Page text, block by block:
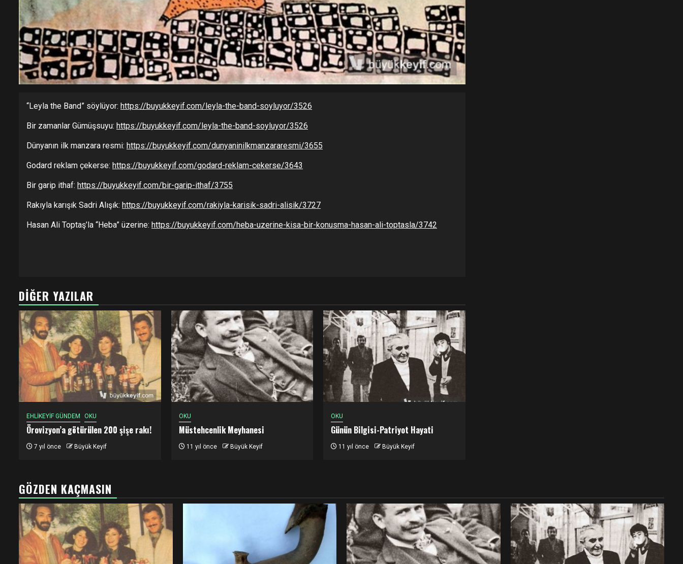
“Leyla the Band” söylüyor: https://buyukkeyif.com/leyla-the-band-soyluyor/3526
Bir zamanlar Gümüşsuyu: https://buyukkeyif.com/leyla-the-band-soyluyor/3526
Dünyanın ilk manzara resmi: https://buyukkeyif.com/dunyaninilkmanzararesmi/3655
Godard reklam çekerse: https://buyukkeyif.com/godard-reklam-cekerse/3643
Bir garip ithaf: https://buyukkeyif.com/bir-garip-ithaf/3755
Rakıyla karışık Sadri Alışık: https://buyukkeyif.com/rakiyla-karisik-sadri-alisik/3727
Hasan Ali Toptaş’la “Heba” üzerine: https://buyukkeyif.com/heba-uzerine-kisa-bir-konusma-hasan-ali-toptasla/3742
DIĞER YAZILAR
EHLİKEYİF GÜNDEM OKU
Örovizyon’a götürülen 200 şişe rakı!
7 yıl önce Büyük Keyif
OKU
Müstehcenlik Meyhanesi
11 yıl önce Büyük Keyif
OKU
Günün Bilgisi-Patriyot Hayati
11 yıl önce Büyük Keyif
GÖZDEN KAÇMASIN